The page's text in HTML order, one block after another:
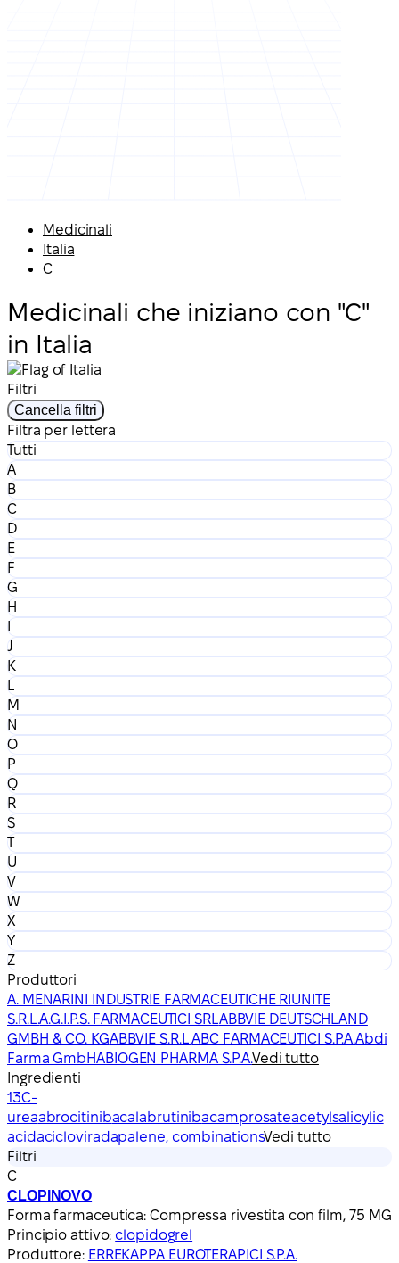
Medicinali
Italia
C
Medicinali che iniziano con "C"
in Italia
Filtri
Cancella filtri
Filtra per lettera
Tutti
A
B
C
D
E
F
G
H
I
J
K
L
M
N
O
P
Q
R
S
T
U
V
W
X
Y
Z
Produttori
A. MENARINI INDUSTRIE FARMACEUTICHE RIUNITE
S.R.L.A.G.I.P.S. FARMACEUTICI SRLABBVIE DEUTSCHLAND
GMBH & CO. KGABBVIE S.R.L.ABC FARMACEUTICI S.P.A.Abdi
Farma GmbHABIOGEN PHARMA S.P.A.Vedi tutto
Ingredienti
13C-
ureaabrocitinibacalabrutinibacamprosateacetylsalicylic
acidacicloviradapalene, combinationsVedi tutto
Filtri
C
CLOPINOVO
Forma farmaceutica: Compressa rivestita con film, 75 MG
Principio attivo: clopidogrel
Produttore: ERREKAPPA EUROTERAPICI S.P.A.